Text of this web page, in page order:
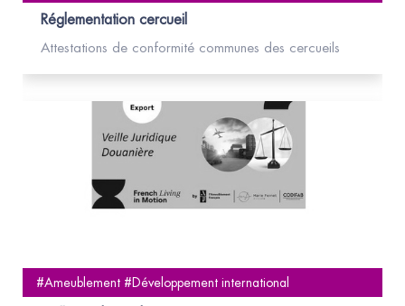
Réglementation cercueil
Attestations de conformité communes des cercueils
#Ameublement #Développement international